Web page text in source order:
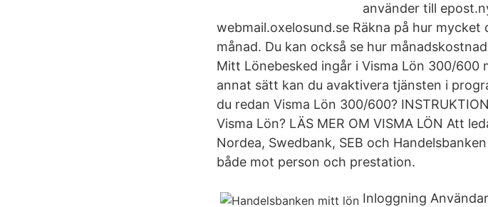
använder till
webmail.oxelosund.se Räkna på hur
månad. Du kan också se hur
Mitt Lönebesked ingår i Visma Lön 300/600
annat sätt kan du avaktivera tjänsten i
du redan Visma Lön 300/600?
Visma Lön? LÄS MER OM VISMA LÖN Att
Nordea, Swedbank, SEB och
både mot person och prestation.
Inloggning